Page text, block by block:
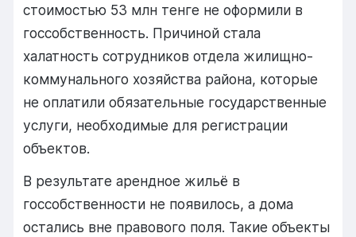
стоимостью 53 млн тенге не оформили в
госсобственность. Причиной стала
халатность сотрудников отдела жилищно-
коммунального хозяйства района, которые
не оплатили обязательные государственные
услуги, необходимые для регистрации
объектов.
В результате арендное жильё в
госсобственности не появилось, а дома
остались вне правового поля. Такие объекты